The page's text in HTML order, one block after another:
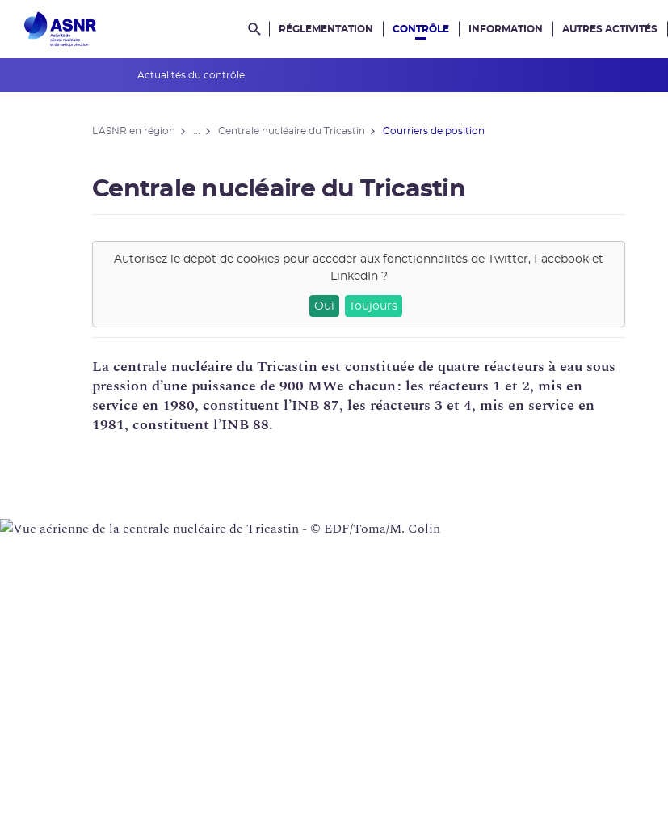
Rechercher dans le site
RÉGLEMENTATION CONTRÔLE
Actualités du contrôle
INES et ASN-SFRO
Petits Réacteurs Modulaires
Corrosion sous contrainte
Usine Creusot Forge
INFORMATION AUTRES ACTIVITÉS
L'ASNR en région Centrale nucléaire du Tricastin Courriers de position
Centrale nucléaire du Tricastin
Autorisez le dépôt de cookies pour accéder aux fonctionnalités de
Twitter, Facebook et
LinkedIn?
Oui Toujours
Lacentrale nucléaire du Tricastin est constituée de quatre réacteurs à eau sous
pression d’une puissance de 900 MWe chacun : les réacteurs 1 et 2, mis en
service en 1980, constituent l’INB87, les réacteurs 3 et 4, mis en service en
1981, constituent l’INB 88.